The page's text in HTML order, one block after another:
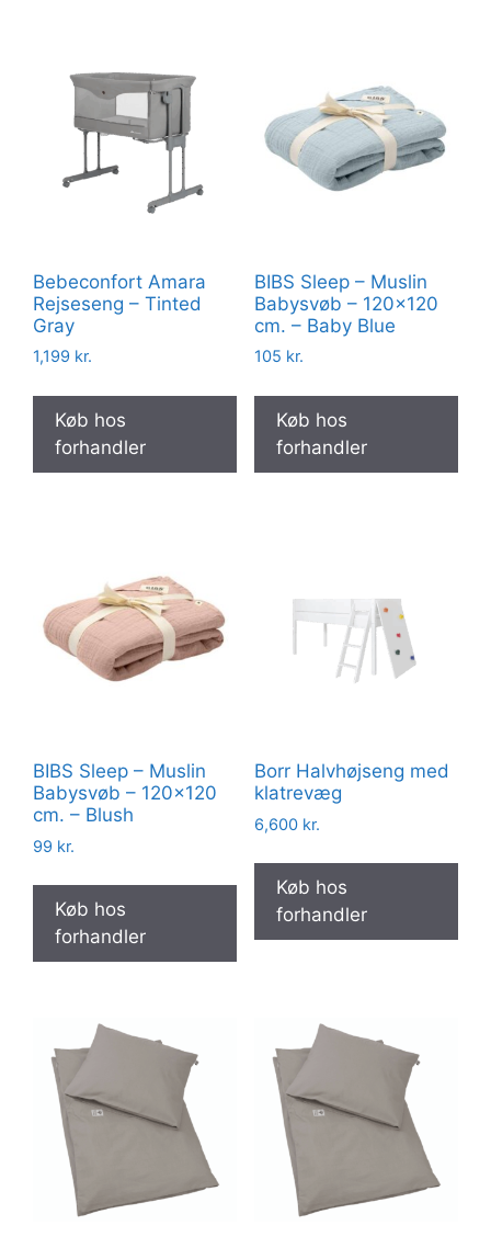
Bebeconfort Amara
Rejseseng – Tinted
Gray
1,199 kr.
Køb hos
forhandler
BIBS Sleep – Muslin
Babysvøb – 120×120
cm. – Baby Blue
105 kr.
Køb hos
forhandler
BIBS Sleep – Muslin
Babysvøb – 120×120
cm. – Blush
99 kr.
Køb hos
forhandler
Borr Halvhøjseng med
klatrevæg
6,600 kr.
Køb hos
forhandler